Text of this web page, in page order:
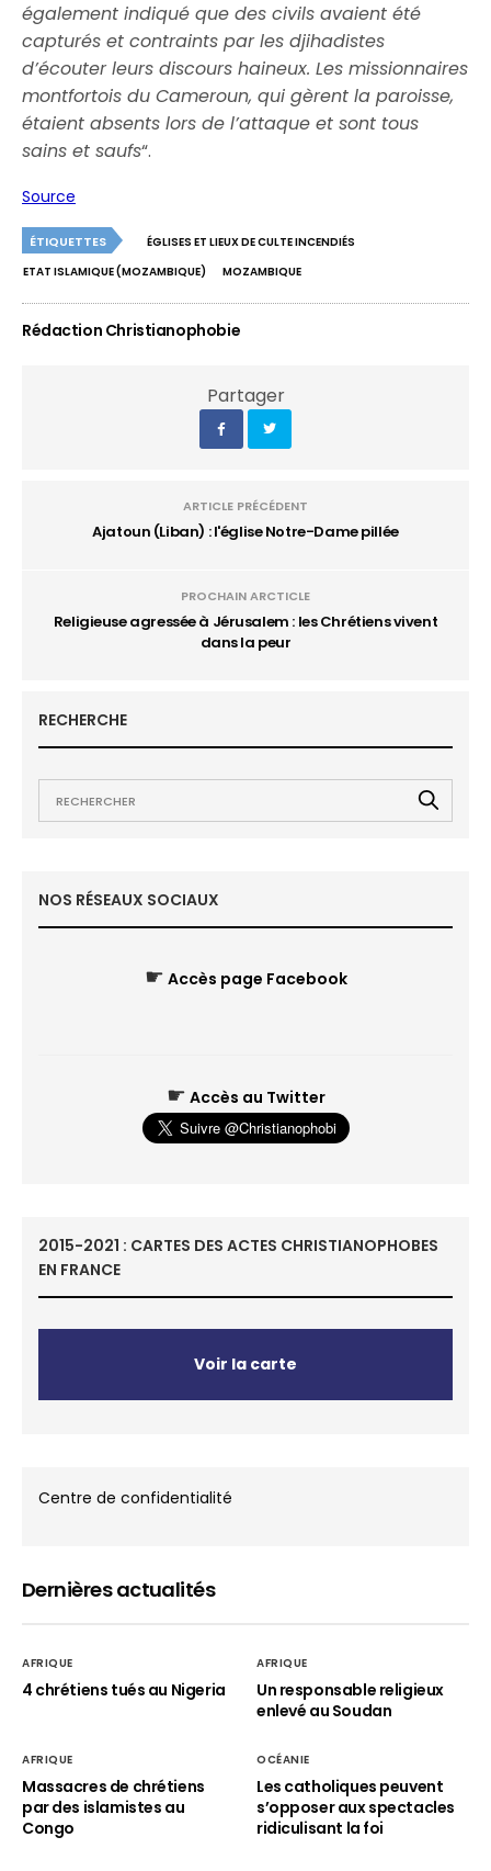
également indiqué que des civils avaient été
capturés et contraints par les djihadistes
d’écouter leurs discours haineux. Les missionnaires
montfortois du Cameroun, qui gèrent la paroisse,
étaient absents lors de l’attaque et sont tous
sains et saufs“.
Source
ÉTIQUETTES
ÉGLISES ET LIEUX DE CULTE INCENDIÉS
ETAT ISLAMIQUE (MOZAMBIQUE)
MOZAMBIQUE
Rédaction Christianophobie
Partager
ARTICLE PRÉCÉDENT
Ajatoun (Liban) : l'église Notre-Dame pillée
PROCHAIN ARCTICLE
Religieuse agressée à Jérusalem : les Chrétiens vivent
dans la peur
RECHERCHE
NOS RÉSEAUX SOCIAUX
☛ Accès page Facebook
☛ Accès au Twitter
2015-2021 : CARTES DES ACTES CHRISTIANOPHOBES
EN FRANCE
Voir la carte
Centre de confidentialité
Dernières actualités
AFRIQUE
4 chrétiens tués au Nigeria
AFRIQUE
Un responsable religieux
enlevé au Soudan
AFRIQUE
Massacres de chrétiens
par des islamistes au
Congo
OCÉANIE
Les catholiques peuvent
s’opposer aux spectacles
ridiculisant la foi